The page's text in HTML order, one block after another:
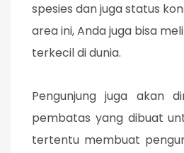
spesies dan juga status
area ini, Anda juga bisa
terkecil di dunia.
Pengunjung juga akan
pembatas yang dibuat
tertentu membuat